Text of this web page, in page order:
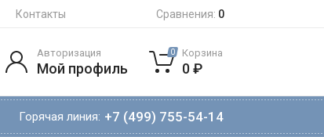
Контакты Сравнения: 0
Горячая линия: +7 (499) 755-54-14
Авторизация
Мой профиль
0 Корзина
0 ₽